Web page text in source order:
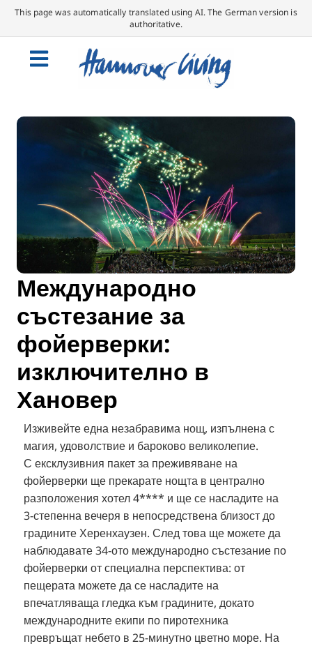
This page was automatically translated using AI. The German version is
authoritative.
Международно
състезание за
фойерверки:
изключително в
Хановер
Изживейте една незабравима нощ, изпълнена с
магия, удоволствие и бароково великолепие.
С ексклузивния пакет за преживяване на
фойерверки ще прекарате нощта в централно
разположения хотел 4**** и ще се насладите на
3-степенна вечеря в непосредствена близост до
градините Херенхаузен. След това ще можете да
наблюдавате 34-ото международно състезание по
фойерверки от специална перспектива: от
пещерата можете да се насладите на
впечатляваща гледка към градините, докато
международните екипи по пиротехника
превръщат небето в 25-минутно цветно море. На